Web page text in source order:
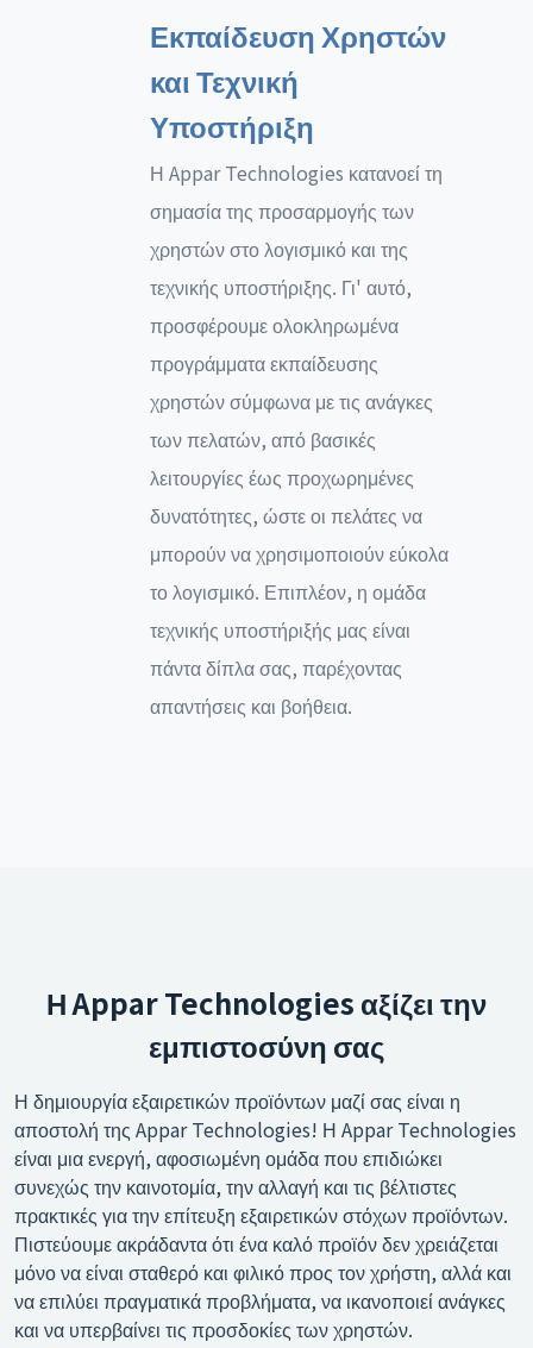
Εκπαίδευση Χρηστών
και Τεχνική
Υποστήριξη
Η Appar Technologies κατανοεί τη
σημασία της προσαρμογής των
χρηστών στο λογισμικό και της
τεχνικής υποστήριξης. Γι' αυτό,
προσφέρουμε ολοκληρωμένα
προγράμματα εκπαίδευσης
χρηστών σύμφωνα με τις ανάγκες
των πελατών, από βασικές
λειτουργίες έως προχωρημένες
δυνατότητες, ώστε οι πελάτες να
μπορούν να χρησιμοποιούν εύκολα
το λογισμικό. Επιπλέον, η ομάδα
τεχνικής υποστήριξής μας είναι
πάντα δίπλα σας, παρέχοντας
απαντήσεις και βοήθεια.
Η Appar Technologies αξίζει την
εμπιστοσύνη σας
Η δημιουργία εξαιρετικών προϊόντων μαζί σας είναι η
αποστολή της Appar Technologies! Η Appar Technologies
είναι μια ενεργή, αφοσιωμένη ομάδα που επιδιώκει
συνεχώς την καινοτομία, την αλλαγή και τις βέλτιστες
πρακτικές για την επίτευξη εξαιρετικών στόχων προϊόντων.
Πιστεύουμε ακράδαντα ότι ένα καλό προϊόν δεν χρειάζεται
μόνο να είναι σταθερό και φιλικό προς τον χρήστη, αλλά και
να επιλύει πραγματικά προβλήματα, να ικανοποιεί ανάγκες
και να υπερβαίνει τις προσδοκίες των χρηστών.